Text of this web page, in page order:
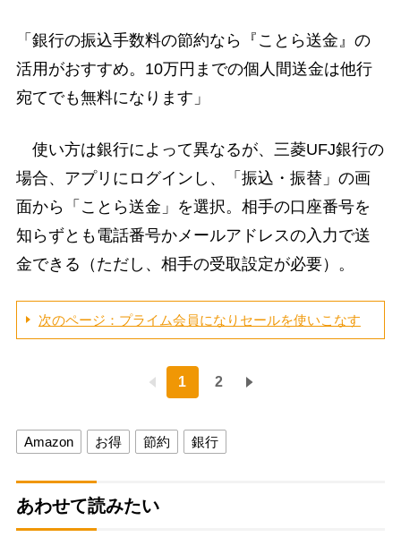
「銀行の振込手数料の節約なら『ことら送金』の
活用がおすすめ。10万円までの個人間送金は他行
宛てでも無料になります」
使い方は銀行によって異なるが、三菱UFJ銀行の
場合、アプリにログインし、「振込・振替」の画
面から「ことら送金」を選択。相手の口座番号を
知らずとも電話番号かメールアドレスの入力で送
金できる（ただし、相手の受取設定が必要）。
次のページ：プライム会員になりセールを使いこなす
1 2
Amazon お得 節約 銀行
あわせて読みたい